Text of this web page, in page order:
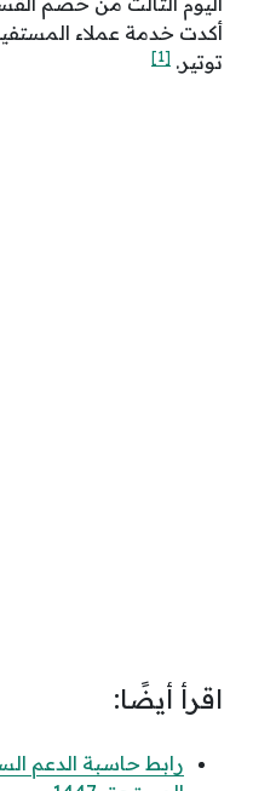
أكدت خدمة عملاء
توتير. [1]
اقرأ أيضًا:
رابط حاسبة الدعم